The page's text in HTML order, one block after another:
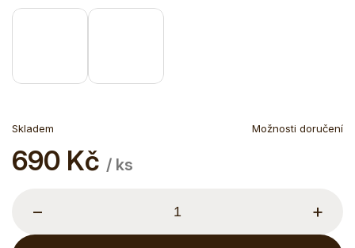
Skladem Možnosti doručení
690 Kč / ks
Měrná
cena:
+
−